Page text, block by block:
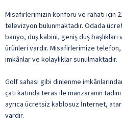
Misafirlerimizin konforu ve rahatı için
televizyon bulunmaktadır. Odada
banyo, duş kabini, geniş duş
ürünleri vardır. Misafirlerimize
imkânlar ve kolaylıklar sunulmaktadır.
Golf sahası gibi dinlenme
çatı katında teras ile manzaranın
ayrıca ücretsiz kablosuz İnternet,
vardır.